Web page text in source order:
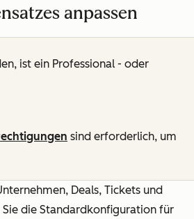
anpassen
ist ein Professional - oder
sind erforderlich, um
Deals, Tickets und
die Standardkonfiguration für